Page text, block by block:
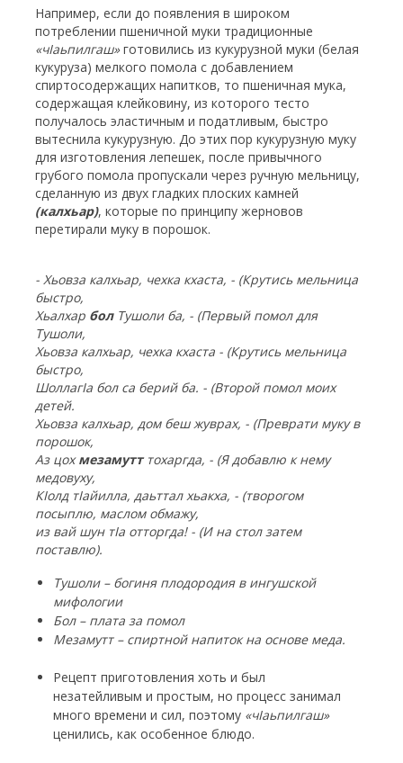
Например, если до появления в широком
потреблении пшеничной муки традиционные
«чIаьпилгаш»готовились из кукурузной муки (белая
кукуруза) мелкого помола с добавлением
спиртосодержащих напитков, то пшеничная мука,
содержащая клейковину, из которого тесто
получалось эластичным и податливым, быстро
вытеснила кукурузную. До этих пор кукурузную муку
для изготовления лепешек, после привычного
грубого помола пропускали через ручную мельницу,
сделанную из двух гладких плоских камней
(калхьар), которые по принципу жерновов
перетирали муку в порошок.
- Хьовза калхьар, чехка кхаста, - (Крутись мельница
быстро,
Хьалхар болТушоли ба, - (Первый помол для
Тушоли,
Хьовза калхьар, чехка кхаста - (Крутись мельница
быстро,
ШоллагIа бол са берий ба. - (Второй помол моих
детей.
Хьовза калхьар, дом беш жуврах, - (Преврати муку в
порошок,
Аз цохмезамутттохаргда, - (Я добавлю к нему
медовуху,
КIолд тIайилла, даьттал хьакха, - (творогом
посыплю, маслом обмажу,
из вай шун тIа отторгда! - (И на стол затем
поставлю).
Тушоли – богиня плодородия в ингушской
мифологии
Бол – плата за помол
Мезамутт– спиртной напиток на основе меда.
Рецепт приготовления хоть и был
незатейливым и простым, но процесс занимал
много времени и сил, поэтому «чIаьпилгаш»
ценились, как особенное блюдо.